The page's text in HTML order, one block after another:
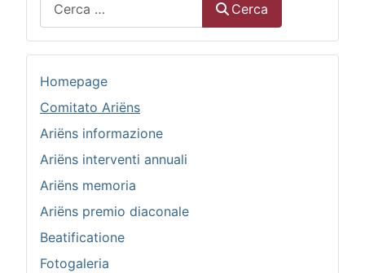
Cerca
Homepage
Comitato Ariëns
Ariëns informazione
Ariëns interventi annuali
Ariëns memoria
Ariëns premio diaconale
Beatificatione
Fotogaleria